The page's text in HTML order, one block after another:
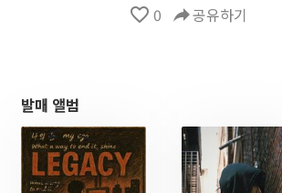
favorite_border 0 reply공유하기
발매 앨범